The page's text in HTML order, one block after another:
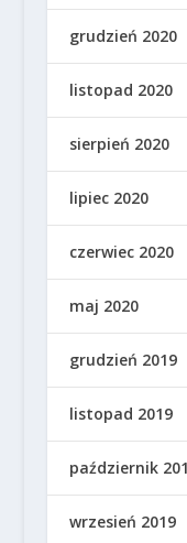
grudzień 2020
listopad 2020
sierpień 2020
lipiec 2020
czerwiec 2020
maj 2020
grudzień 2019
listopad 2019
październik
wrzesień 2019